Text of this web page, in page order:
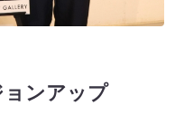
ョンアップ